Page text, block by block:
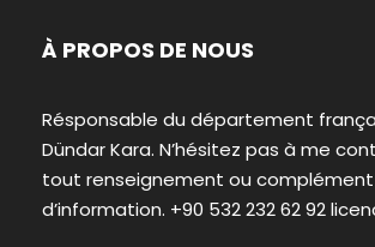
À PROPOS DE NOUS
Résponsable du département
Dündar Kara. N’hésitez pas à me
tout renseignement ou complément
d’information. +90 532 232 62 92